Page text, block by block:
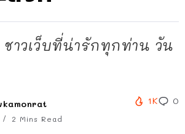
าวเว็บที่น่ารักทุกท่าน วัน
2 Mins Read
1K 0